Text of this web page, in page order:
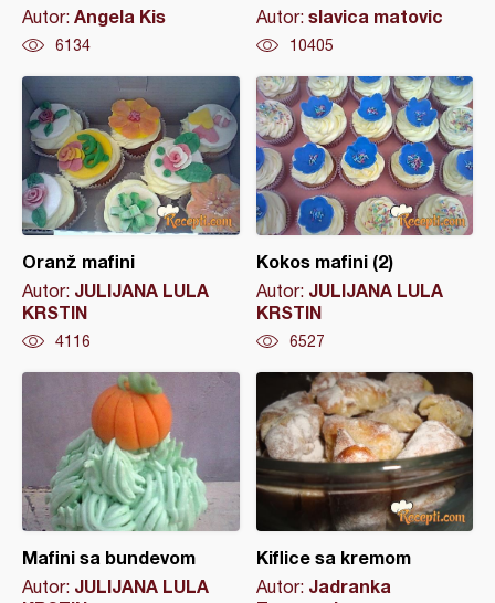
Autor: Angela Kis
6134
Autor: slavica matovic
10405
Oranž mafini
Autor: JULIJANA LULA
KRSTIN
4116
Kokos mafini (2)
Autor: JULIJANA LULA
KRSTIN
6527
Mafini sa bundevom
Autor: JULIJANA LULA
Kiflice sa kremom
Autor: Jadranka